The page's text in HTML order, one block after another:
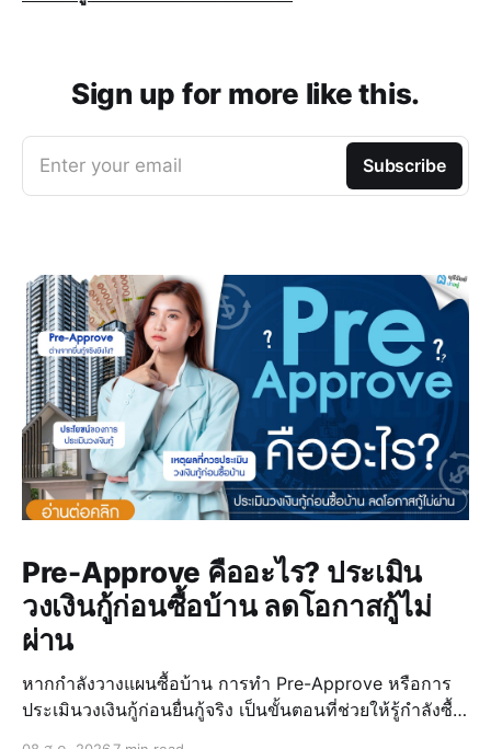
Sign up for more like this.
Enter your email Subscribe
Pre-Approve คืออะไร? ประเมิน
วงเงินกู้ก่อนซื้อบ้าน ลดโอกาสกู้ไม่
ผ่าน
หากกำลังวางแผนซื้อบ้าน การทำ Pre-Approve หรือการ
ประเมินวงเงินกู้ก่อนยื่นกู้จริง เป็นขั้นตอนที่ช่วยให้รู้กำลังซื้อ